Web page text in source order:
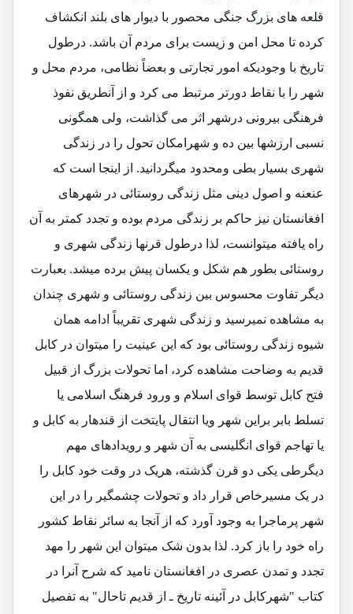
قلعه های بزرگ جنگی محصور با دیوار های بلند انکشاف
کرده تا محل امن و زیست برای مردم آن باشد. درطول
تاریخ با وجودیکه امور تجارتی و بعضاً نظامی، مردم محل و
شهر را با نقاط دورتر مرتبط می کرد و از آنطریق نفوذ
فرهنگی بیرونی درشهر اثر می گذاشت، ولی همگونی
نسبی ارزشها بین ده و شهرامکان تحول را در زندگی
شهری بسیار بطی ومحدود میگردانید. از اینجا است که
عنعنه و اصول دینی مثل زندگی روستائی در شهرهای
افغانستان نیز حاکم بر زندگی مردم بوده و تجدد کمتر به آن
راه یافته میتوانست، لذا درطول قرنها زندگی شهری و
روستائی بطور هم شکل و یکسان پیش برده میشد. بعبارت
دیگر تفاوت محسوس بین زندگی روستائی و شهری چندان
به مشاهده نمیرسید و زندگی شهری تقریباً ادامه همان
شیوه زندگی روستائی بود که این عینیت را میتوان در کابل
قدیم به وضاحت مشاهده کرد، اما تحولات بزرگ از قبیل
فتح کابل توسط قوای اسلام و ورود فرهنگ اسلامی یا
تسلط بابر براین شهر ویا انتقال پایتخت از قندهار به کابل و
یا تهاجم قوای انگلیسی به آن شهر و رویدادهای مهم
دیگرطی یکی دو قرن گذشته، هریک در وقت خود کابل را
در یک مسیرخاص قرار داد و تحولات چشمگیر را در این
شهر پرماجرا به وجود آورد که از آنجا به سائر نقاط کشور
راه خود را باز کرد. لذا بدون شک میتوان این شهر را مهد
تجدد و تمدن عصری در افغانستان نامید که شرح آنرا در
کتاب "شهرکابل در آئینه تاریخ ـ از قدیم تاحال" به تفصیل